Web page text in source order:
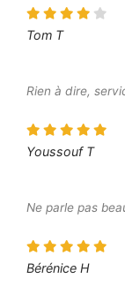
Tom T
Rien à dire,
Youssouf T
Ne parle pas
Bérénice H